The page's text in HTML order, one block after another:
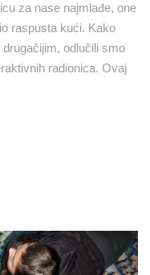
za nase najmlađe, one
raspusta kući. Kako
odlučili smo
radionica. Ovaj